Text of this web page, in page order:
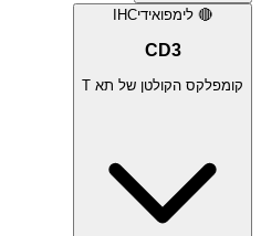
🔴 לימפואידיIHC
CD3
קומפלקס הקולטן של תא T